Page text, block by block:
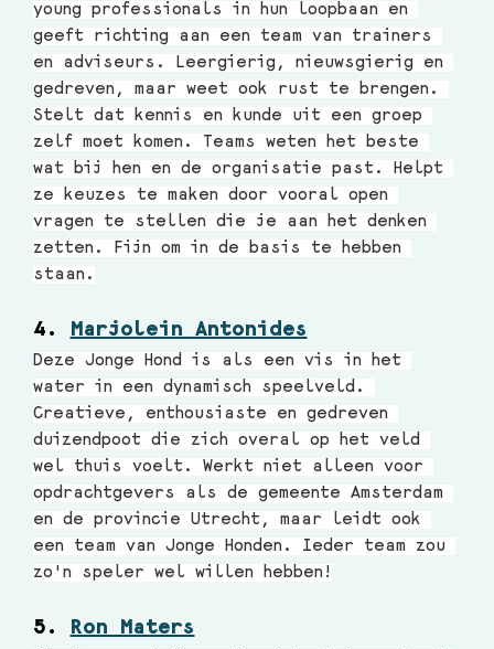
young professionals in hun loopbaan en
geeft richting aan een team van trainers
en adviseurs. Leergierig, nieuwsgierig en
gedreven, maar weet ook rust te brengen.
Stelt dat kennis en kunde uit een groep
zelf moet komen. Teams weten het beste
wat bij hen en de organisatie past. Helpt
ze keuzes te maken door vooral open
vragen te stellen die je aan het denken
zetten. Fijn om in de basis te hebben
staan.
4. Marjolein Antonides
Deze Jonge Hond is als een vis in het
water in een dynamisch speelveld.
Creatieve, enthousiaste en gedreven
duizendpoot die zich overal op het veld
wel thuis voelt. Werkt niet alleen voor
opdrachtgevers als de gemeente Amsterdam
en de provincie Utrecht, maar leidt ook
een team van Jonge Honden. Ieder team zou
zo'n speler wel willen hebben!
5. Ron Maters